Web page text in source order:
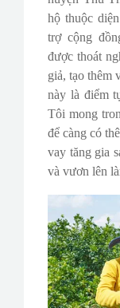
hộ thuộc
trợ cộng
được thoát
giả, tạo thêm
này là điểm
Tôi mong
để càng có
vay tăng gia
và vươn lên